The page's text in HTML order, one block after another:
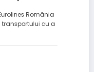
România
cu a